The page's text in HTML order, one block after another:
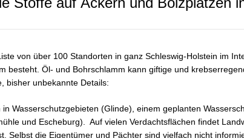
von über 100 Standorten in ganz Schleswig-Holstein im
besteht. Öl- und Bohrschlamm kann giftige und
bisher unbekannte Details:
Wasserschutzgebieten (Glinde), einem geplanten
und Escheburg). Auf vielen Verdachtsflächen findet
Selbst die Eigentümer und Pächter sind vielfach nicht